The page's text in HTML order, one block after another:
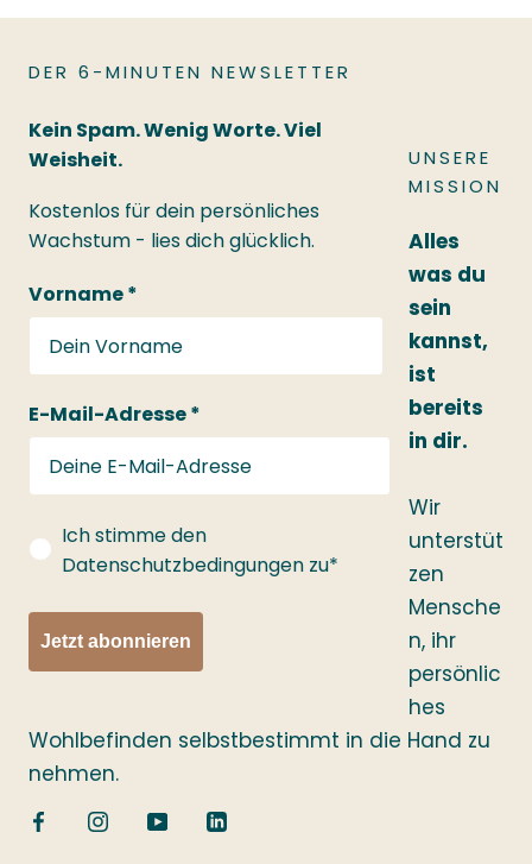
DER 6-MINUTEN NEWSLETTER
Kein Spam. Wenig Worte. Viel
Weisheit.
Kostenlos für dein persönliches
Wachstum - lies dich glücklich.
Vorname *
E-Mail-Adresse *
gdprConsent
Ich stimme den
Datenschutzbedingungen zu*
Jetzt abonnieren
UNSERE
MISSION
Alles
was du
sein
kannst,
ist
bereits
in dir.
Wir
unterstüt
zen
Mensche
n, ihr
persönlic
hes
Wohlbefinden selbstbestimmt in die Hand zu
nehmen.